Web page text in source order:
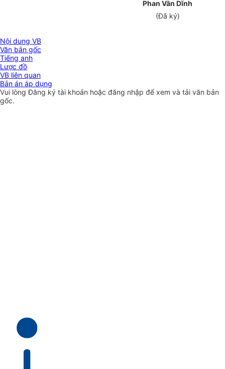
Phan Văn Dĩnh
(Đã ký)
Nội dung VB
Văn bản gốc
Tiếng anh
Lược đồ
VB liên quan
Bản án áp dụng
Vui lòngĐăng ký tài khoản hoặc đăng nhập để xem và tải văn bản
gốc.